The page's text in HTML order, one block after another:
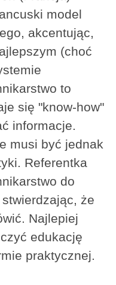
model
akcentując,
(choć
to
się "know-how"
informacje.
musi być jednak
Referentka
do
że
Najlepiej
edukację
praktycznej.